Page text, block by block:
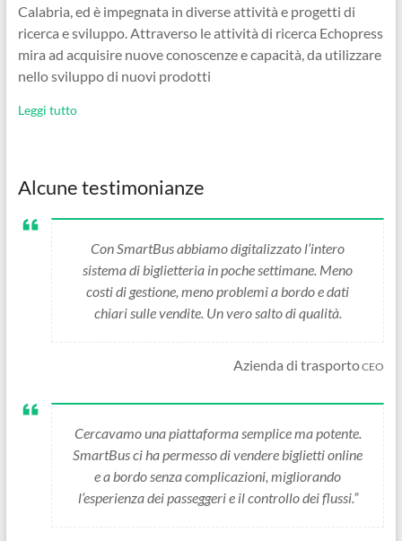
Calabria, ed è impegnata in diverse attività e progetti di
ricerca e sviluppo. Attraverso le attività di ricerca Echopress
mira ad acquisire nuove conoscenze e capacità, da utilizzare
nello sviluppo di nuovi prodotti
Leggi tutto
Alcune testimonianze
Con SmartBus abbiamo digitalizzato l’intero
sistema di biglietteria in poche settimane. Meno
costi di gestione, meno problemi a bordo e dati
chiari sulle vendite. Un vero salto di qualità.
Azienda di trasportoCEO
Cercavamo una piattaforma semplice ma potente.
SmartBus ci ha permesso di vendere biglietti online
e a bordo senza complicazioni, migliorando
l’esperienza dei passeggeri e il controllo dei flussi.”